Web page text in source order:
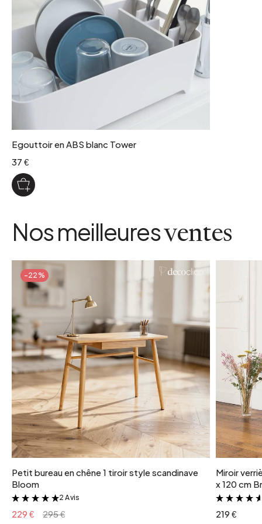
coloris
Egouttoir en ABS blanc Tower
37 €
Nos meilleuresventes
-22%
Petit bureau en chêne 1 tiroir style scandinave
Bloom
&
2 Avis
229 € 295 €
Miroir
x 120 cm
219 €